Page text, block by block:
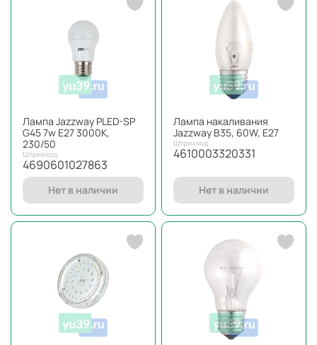
Лампа Jazzway PLED-SP
G45 7w E27 3000K,
230/50
Штрихкод
4690601027863
Нет в наличии
Лампа накаливания
Jazzway B35, 60W, E27
Штрихкод
4610003320331
Нет в наличии